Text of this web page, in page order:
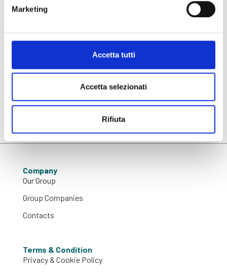
Marketing
Accetta tutti
Accetta selezionati
Rifiuta
Nazione
Allega CV
Informativa sulla privacy
Ho letto e accettol’informativa sulla privacy
Company
Our Group
Group Companies
Contacts
Terms & Condition
Privacy & Cookie Policy